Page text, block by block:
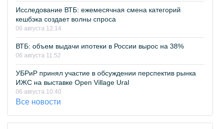
Исследование ВТБ: ежемесячная смена категорий
кешбэка создает волны спроса
06 августа 12:14
ВТБ: объем выдачи ипотеки в России вырос на 38%
06 августа 11:52
УБРиР принял участие в обсуждении перспектив рынка
ИЖС на выставке Open Village Ural
06 августа 10:40
Все новости